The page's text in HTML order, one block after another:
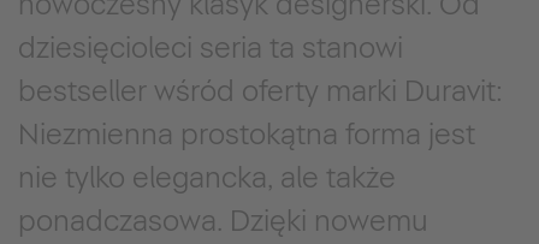
dziesięcioleci seria ta stanowi
bestseller wśród oferty marki Duravit:
Niezmienna prostokątna forma jest
nie tylko elegancka, ale także
ponadczasowa. Dzięki nowemu